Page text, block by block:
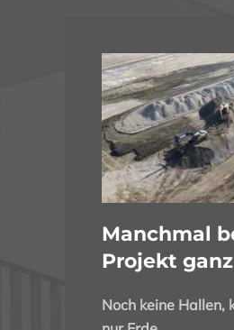
Manchmal
Projekt
Noch keine Hallen,